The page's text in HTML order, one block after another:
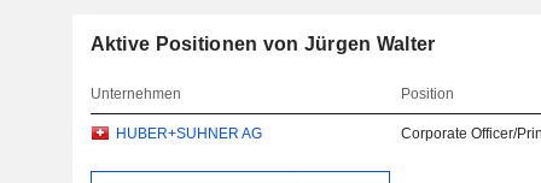
Aktive Positionen von Jürgen Walter
Unternehmen Position
HUBER+SUHNER AG Corporate Officer/